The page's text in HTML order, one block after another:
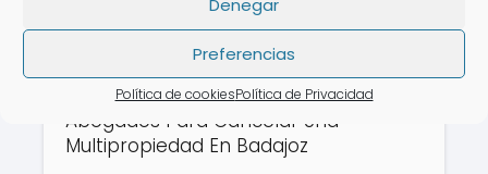
Preferencias
Política de cookiesPolítica de Privacidad
Guareña
Abogados Para Cancelar Una
Multipropiedad En Badajoz